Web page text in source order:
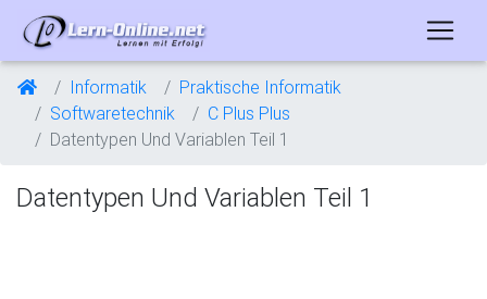
Informatik
Praktische Informatik
Softwaretechnik
C Plus Plus
Datentypen Und Variablen Teil 1
Datentypen Und Variablen Teil 1